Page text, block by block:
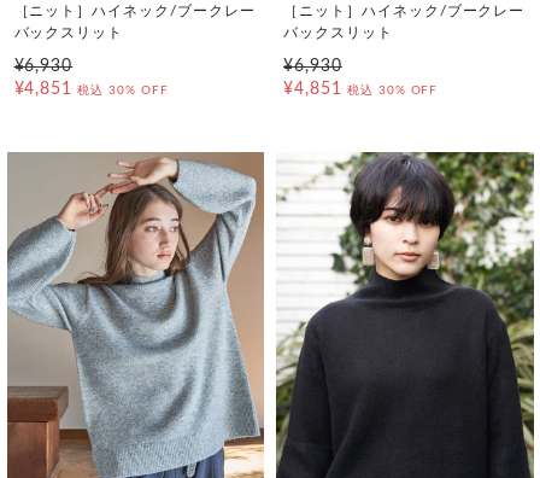
［ニット］ハイネック/ブークレー
バックスリット
¥6,930
¥4,851
税込 30% OFF
［ニット］ハイネック/ブークレー
バックスリット
¥6,930
¥4,851 税込 30% OFF